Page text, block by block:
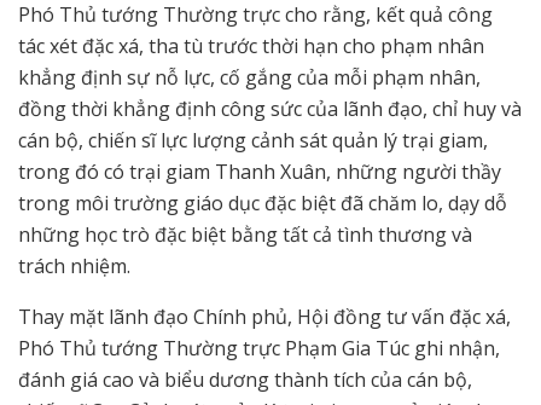
Phó Thủ tướng Thường trực cho rằng, kết quả công
tác xét đặc xá, tha tù trước thời hạn cho phạm nhân
khẳng định sự nỗ lực, cố gắng của mỗi phạm nhân,
đồng thời khẳng định công sức của lãnh đạo, chỉ huy và
cán bộ, chiến sĩ lực lượng cảnh sát quản lý trại giam,
trong đó có trại giam Thanh Xuân, những người thầy
trong môi trường giáo dục đặc biệt đã chăm lo, dạy dỗ
những học trò đặc biệt bằng tất cả tình thương và
trách nhiệm.
Thay mặt lãnh đạo Chính phủ, Hội đồng tư vấn đặc xá,
Phó Thủ tướng Thường trực Phạm Gia Túc ghi nhận,
đánh giá cao và biểu dương thành tích của cán bộ,